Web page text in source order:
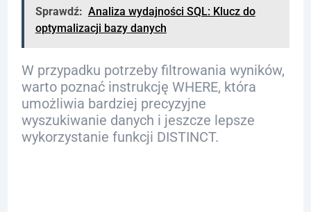
Sprawdź: Analiza wydajności SQL: Klucz do
optymalizacji bazy danych
W przypadku potrzeby filtrowania wyników,
warto poznać instrukcję WHERE, która
umożliwia bardziej precyzyjne
wyszukiwanie danych i jeszcze lepsze
wykorzystanie funkcji DISTINCT.